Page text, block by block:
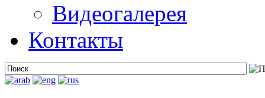
Видеогалерея
Контакты